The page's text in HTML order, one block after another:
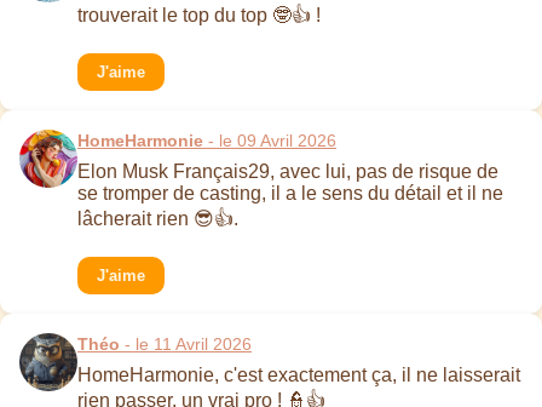
trouverait le top du top 🤓👍 !
J'aime
HomeHarmonie - le 09 Avril 2026
Elon Musk Français29, avec lui, pas de risque de
se tromper de casting, il a le sens du détail et il ne
lâcherait rien 😎👍.
J'aime
Théo - le 11 Avril 2026
HomeHarmonie, c'est exactement ça, il ne laisserait
rien passer, un vrai pro ! 👮👍